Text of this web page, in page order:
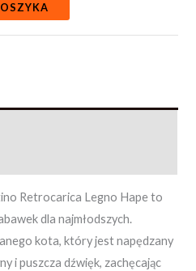
Retrocarica Legno Hape to
dla najmłodszych.
kota, który jest napędzany
i puszcza dźwięk, zachęcając